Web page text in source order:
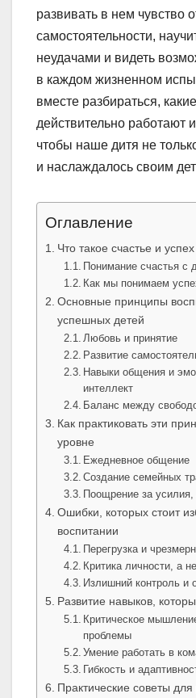
развивать в нем чувство
самостоятельности,
неудачами и видеть
в каждом жизненном
вместе разбираться,
действительно работают и
чтобы наше дитя не
и наслаждалось своим
Оглавление
Что такое счастье и
Понимание счастья с
Как мы понимаем
Основные принципы
успешных детей
Любовь и принятие
Развитие
Навыки общения и
интеллект
Баланс между
Как практиковать эти
уровне
Ежедневное общение
Создание семейных
Поощрение за усилия,
Ошибки, которых стоит
воспитании
Перегрузка и
Критика личности, а
Излишний контроль и
Развитие навыков,
Критическое
проблемы
Умение работать в
Гибкость и
Практические советы